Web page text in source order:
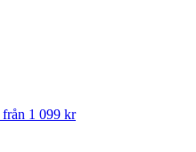
från 1 099 kr